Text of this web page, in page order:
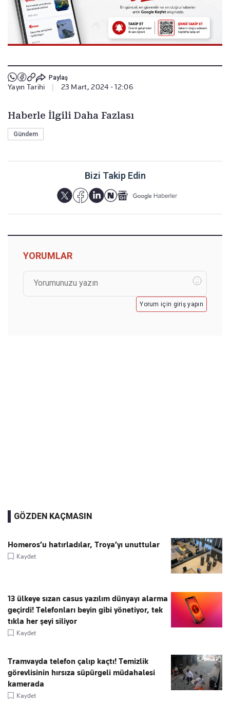
Paylaş
Yayın Tarihi 23 Mart, 2024 - 12:06
Haberle İlgili Daha Fazlası
Gündem
Bizi Takip Edin
YORUMLAR
Yorum için giriş yapın
GÖZDEN KAÇMASIN
Homeros’u hatırladılar, Troya’yı unuttular
Kaydet
13 ülkeye sızan casus yazılım dünyayı alarma
geçirdi! Telefonları beyin gibi yönetiyor, tek
tıkla her şeyi siliyor
Kaydet
Tramvayda telefon çalıp kaçtı! Temizlik
görevlisinin hırsıza süpürgeli müdahalesi
kamerada
Kaydet